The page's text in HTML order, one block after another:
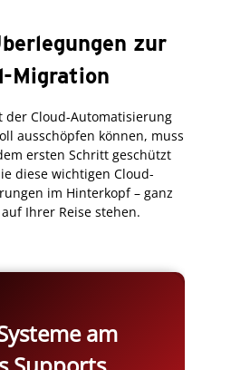
zur
Migration
der Cloud-Automatisierung
ausschöpfen können, muss
ersten Schritt geschützt
diese wichtigen Cloud-
im Hinterkopf – ganz
Ihrer Reise stehen.
am